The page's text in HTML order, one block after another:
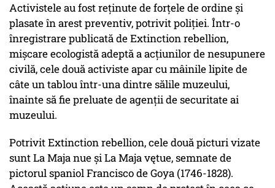
Activistele au fost reţinute de forţele de ordine şi
plasate în arest preventiv, potrivit poliţiei. Într-o
înregistrare publicată de Extinction rebellion,
mişcare ecologistă adeptă a acţiunilor de nesupunere
civilă, cele două activiste apar cu mâinile lipite de
câte un tablou într-una dintre sălile muzeului,
înainte să fie preluate de agenţii de securitate ai
muzeului.
Potrivit Extinction rebellion, cele două picturi vizate
sunt La Maja nue şi La Maja vętue, semnate de
pictorul spaniol Francisco de Goya (1746-1828).